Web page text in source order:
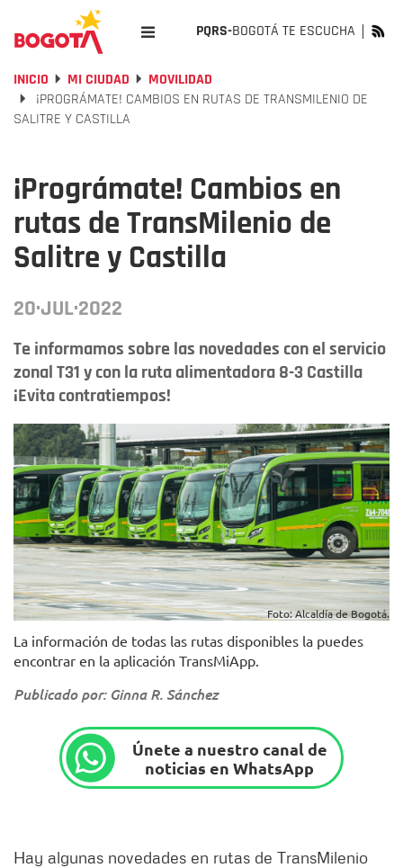
PQRS-BOGOTÁ TE ESCUCHA
INICIO MI CIUDAD
MOVILIDAD
¡PROGRÁMATE! CAMBIOS EN RUTAS DE TRANSMILENIO DE
SALITRE Y CASTILLA
¡Prográmate! Cambios en
rutas de TransMilenio de
Salitre y Castilla
20·JUL·2022
Te informamos sobre las novedades con el servicio
zonal T31 y con la ruta alimentadora 8-3 Castilla
¡Evita contratiempos!
Foto: Alcaldía de Bogotá.
La información de todas las rutas disponibles la puedes
encontrar en la aplicación TransMiApp.
Publicado por: Ginna R. Sánchez
Únete a nuestro canal de
noticias en WhatsApp
Hay algunas novedades en rutas de TransMilenio